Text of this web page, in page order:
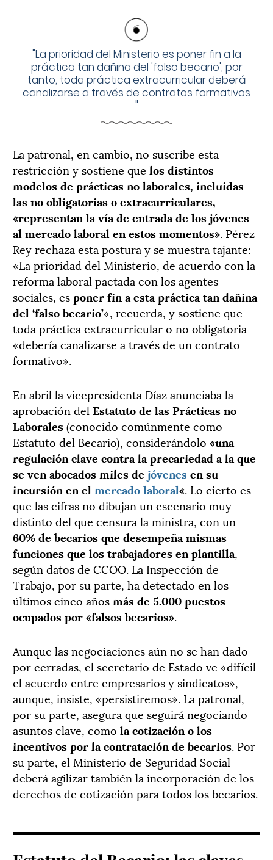
"La prioridad del Ministerio es poner fin a la
práctica tan dañina del 'falso becario', por
tanto, toda práctica extracurricular deberá
canalizarse a través de contratos formativos
"
La patronal, en cambio, no suscribe esta
restricción y sostiene que los distintos
modelos de prácticas no laborales, incluidas
las no obligatorias o extracurriculares,
«representan la vía de entrada de los jóvenes
al mercado laboral en estos momentos». Pérez
Rey rechaza esta postura y se muestra tajante:
«La prioridad del Ministerio, de acuerdo con la
reforma laboral pactada con los agentes
sociales, esponer fin a esta práctica tan dañina
del ‘falso becario’«, recuerda, y sostiene que
toda práctica extracurricular o no obligatoria
«debería canalizarse a través de un contrato
formativo».
En abril la vicepresidenta Díaz anunciaba la
aprobación del Estatuto de las Prácticas no
Laborales(conocido comúnmente como
Estatuto del Becario), considerándolo «una
regulación clave contra la precariedad a la que
se ven abocados miles de jóvenesen su
incursión en el mercado laboral«. Lo cierto es
que las cifras no dibujan un escenario muy
distinto del que censura la ministra, con un
60% de becarios que desempeña mismas
funciones que los trabajadores en plantilla,
según datos de CCOO. La Inspección de
Trabajo, por su parte, ha detectado en los
últimos cinco añosmás de 5.000 puestos
ocupados por «falsos becarios».
Aunque las negociaciones aún no se han dado
por cerradas, el secretario de Estado ve «difícil
el acuerdo entre empresarios y sindicatos»,
aunque, insiste, «persistiremos». La patronal,
por su parte, asegura que seguirá negociando
asuntos clave, como la cotización o los
incentivos por la contratación de becarios. Por
su parte, el Ministerio de Seguridad Social
deberá agilizar también la incorporación de los
derechos de cotización para todos los becarios.